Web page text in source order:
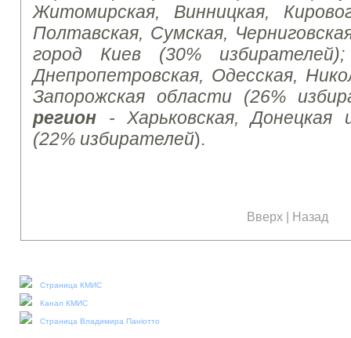
Житомирская, Винницкая,
Полтавская, Сумская,
город Киев (30%
Днепропетровская, Одесская,
Запорожская области (26%
регион - Харьковская, Донецкая
(22% избирателей).
Вверх | Назад
Страница КМИС
Канал КМИС
Страница Владимира Паніотто